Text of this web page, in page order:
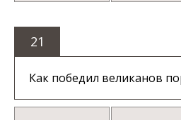
21
Как победил великанов